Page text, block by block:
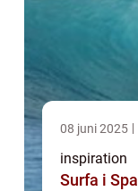
08 juni 2025
inspiration
Surfa i